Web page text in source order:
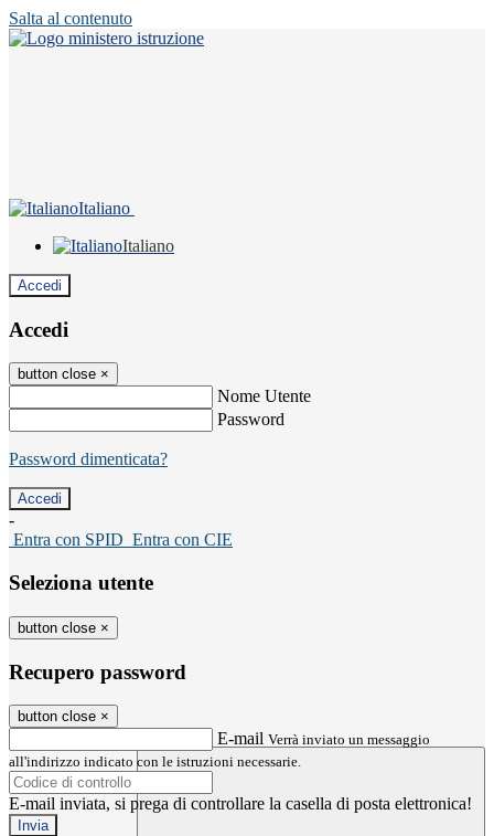
Salta al contenuto
Italiano
Italiano
Accedi
Accedi
button close ×
Nome Utente
Password
Password dimenticata?
-
Entra con SPID Entra con CIE
Seleziona utente
button close ×
Recupero password
button close ×
E-mail Verrà inviato un messaggio
all'indirizzo indicato con le istruzioni necessarie.
E-mail inviata, si prega di controllare la casella di posta elettronica!